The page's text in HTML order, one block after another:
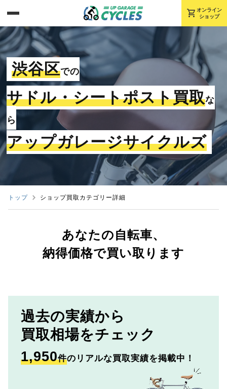
shopping_cart オンライン
ショップ
渋谷区での
サドル・シートポスト買取な
ら
アップガレージサイクルズ
トップ ショップ買取カテゴリー詳細
あなたの自転車、
納得価格で買い取ります
過去の実績から
買取相場をチェック
1,950件のリアルな買取実績を掲載中！